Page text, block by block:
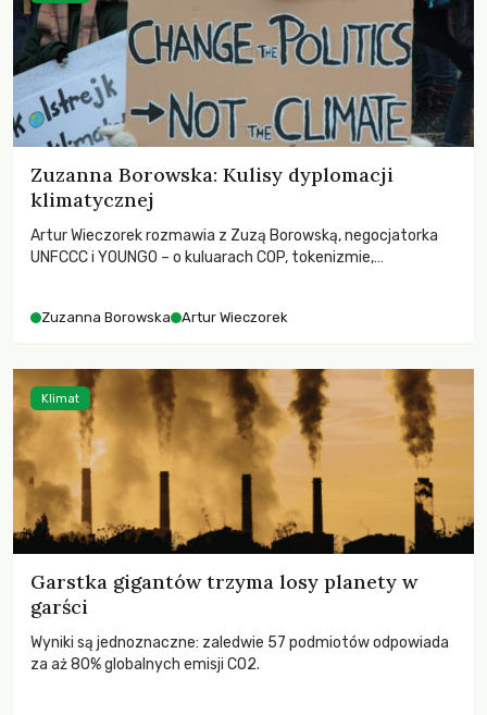
Zuzanna Borowska: Kulisy dyplomacji
klimatycznej
Artur Wieczorek rozmawia z Zuzą Borowską, negocjatorka
UNFCCC i YOUNGO – o kuluarach COP, tokenizmie,
Zuzanna Borowska Artur Wieczorek
Garstka gigantów trzyma losy planety w
garści
Wyniki są jednoznaczne: zaledwie 57 podmiotów odpowiada
za aż 80% globalnych emisji CO2.
Klimat